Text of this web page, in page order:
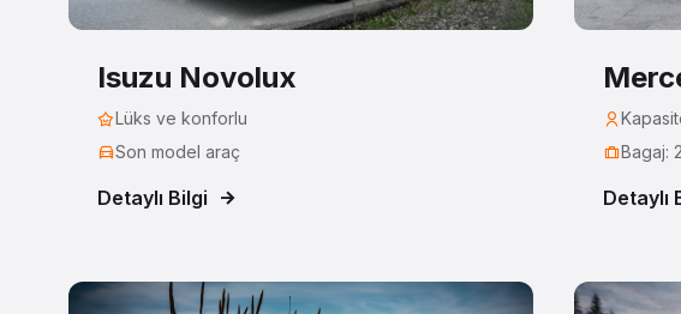
Isuzu Novolux
Lüks ve konforlu
Son model araç
Detaylı Bilgi
Bagaj:
Detaylı